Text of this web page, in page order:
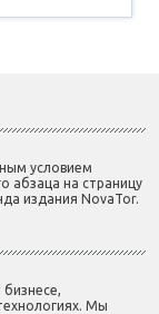
условием
абзаца на страницу
издания NovaTor.
Мы